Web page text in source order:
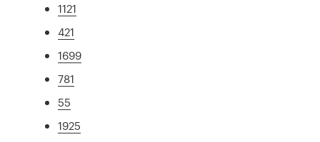
1121
421
1699
781
55
1925